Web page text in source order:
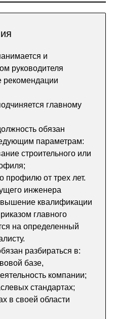
и
руководителя
рекомендации
главному
обязан
параметрам:
строительного или
профилю от трех лет.
инженера
квалификации
главного
на определенный
разбираться в:
базе,
компании;
стандартах;
в своей области